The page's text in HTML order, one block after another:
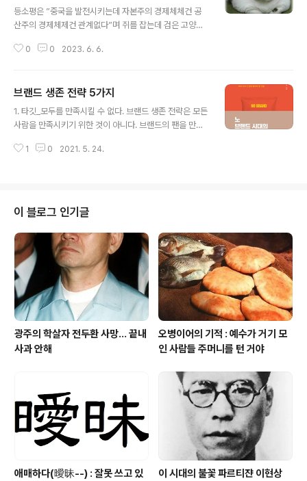
등소평은 ”중국을 발전시키는데 자본주의 경제체체건 공
산주의 경제체제건 관계없다”며 쥐를 잡는데 검은 고양이
黑猫白猫를 내세웠다. 그 이후 50여 년이 지난 오늘날 중
약한 삼성전자. 그런 도약의 전환기에는 기업이건 개인이
건 한 번의 위기가 찾아오기 마련이다. 자만, 판단착오, 헝
그리정신의 상실... 어떤 이유에서건 도약을 가로막는 ‘시
만 1996년 상성전자 내부에서는 조만간 세계적인 기업이
0 0 2023. 6. 6.
브랜드 생존 전략 5가지
1. 타깃_모두를 만족시킬 수 없다. ​브랜드 생존 전략은 모든
사람을 만족시키기 위한 것이 아니다. 브랜드의 팬을 만들
제품, 매장, 운영 방식 등 모든 것이 자신만의 고유한 색깔
취향을 가진 교육 수준이 높은 여성'만을 타깃으로 한다. 건
강한 라이프스타일을 가지고 있으며, 자신의 라이프스타일
을 다른 이에게 보여주고 싶어 하는 사람을 위한 브랜드로
자리매김하였다. 2. 상품_고객이 원하는 특별함이 필요하
다. 상품의 독자성은 정해진 방법은 없다. 혁신적인 기술도
있고, 독특한 ..
1 0 2021. 5. 24.
이 블로그 인기글
광주의 학살자 전두환 사망... 끝내
사과 안해
오병이어의 기적 : 예수가 거기 모
인 사람들 주머니를 턴 거야
애매하다(曖昧--) : 잘못 쓰고 있
이 시대의 불꽃 파르티쟌 이현상